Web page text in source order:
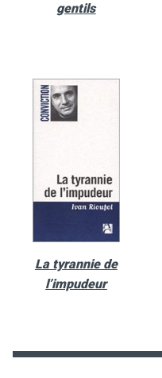
gentils
La tyrannie de
l’impudeur